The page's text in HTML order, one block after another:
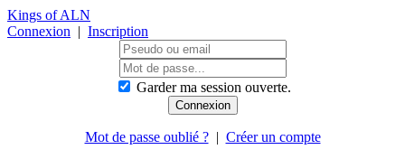
Kings of ALN
Connexion | Inscription
Garder ma session ouverte.
Mot de passe oublié ?| Créer un compte